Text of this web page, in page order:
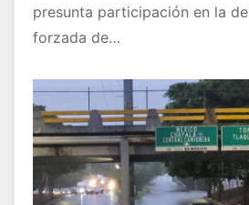
presunta participación en la
forzada de…